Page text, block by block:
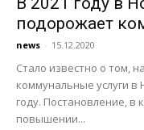
подорожает
news - 15.12.2020
Стало известно о том,
коммунальные услуги
году. Постановление, в
повышении...